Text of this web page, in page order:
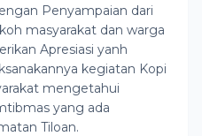
Penyampaian dari
masyarakat dan warga
Apresiasi yanh
kegiatan Kopi
mengetahui
yang ada
Tiloan.